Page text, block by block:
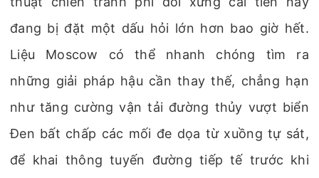
đang bị đặt một dấu hỏi lớn hơn bao giờ hết.
Liệu Moscow có thể nhanh chóng tìm ra
những giải pháp hậu cần thay thế, chẳng hạn
như tăng cường vận tải đường thủy vượt biển
Đen bất chấp các mối đe dọa từ xuồng tự sát,
để khai thông tuyến đường tiếp tế trước khi